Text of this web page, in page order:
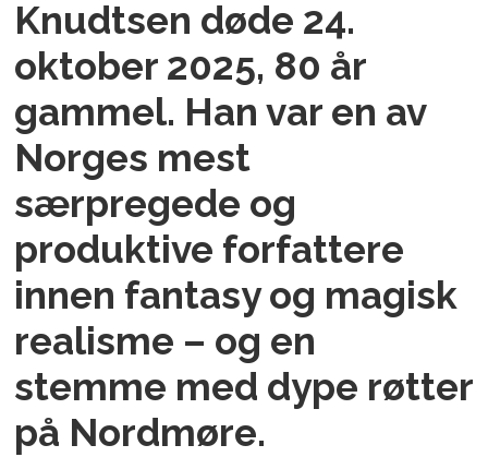
Knudtsen døde 24.
oktober 2025, 80 år
gammel. Han var en av
Norges mest
særpregede og
produktive forfattere
innen fantasy og magisk
realisme – og en
stemme med dype røtter
på Nordmøre.